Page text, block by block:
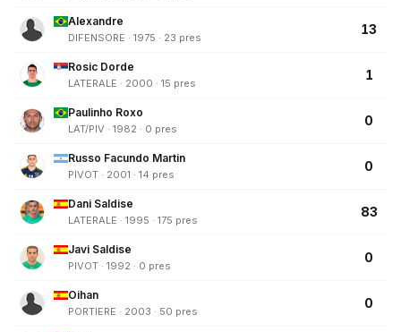
Alexandre
DIFENSORE · 1975 · 23 pres
13
Rosic Dorde
LATERALE · 2000 · 15 pres
1
Paulinho Roxo
LAT/PIV · 1982 · 0 pres
0
Russo Facundo Martin
PIVOT · 2001 · 14 pres
0
Dani Saldise
LATERALE · 1995 · 175 pres
83
Javi Saldise
PIVOT · 1992 · 0 pres
0
Oihan
PORTIERE · 2003 · 50 pres
0